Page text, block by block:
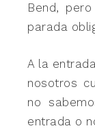
Bend,
parada
A la
nosotros
no
entrada o